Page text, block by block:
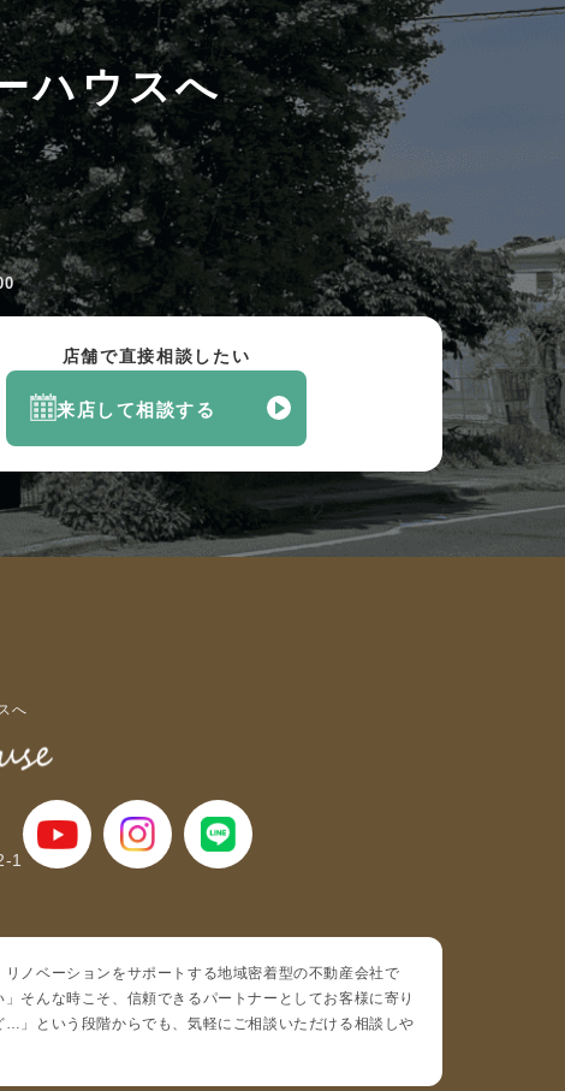
ハウスへ
店舗で直接相談したい
来店して相談する
へ
1
ノベーションをサポートする地域密着型の不動産会社で
そんな時こそ、信頼できるパートナーとしてお客様に寄り
」という段階からでも、気軽にご相談いただける相談しや